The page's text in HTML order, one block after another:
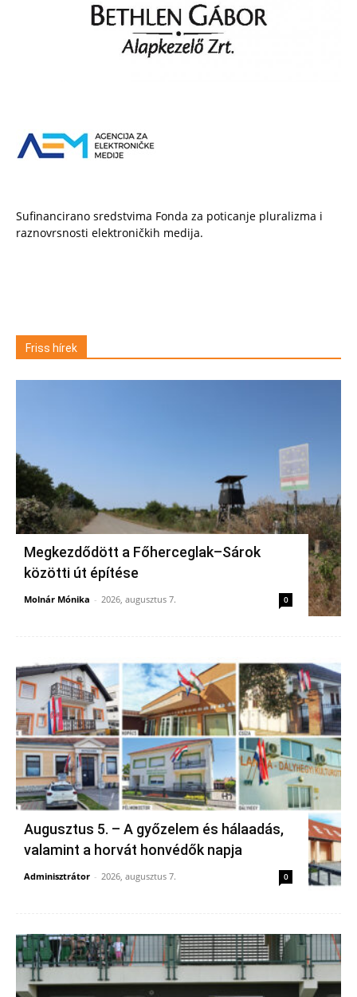
Sufinancirano sredstvima Fonda za poticanje pluralizma i
raznovrsnosti elektroničkih medija.
Friss hírek
Megkezdődött a Főherceglak–Sárok
közötti út építése
Molnár Mónika - 2026, augusztus 7. 0
Augusztus 5. – A győzelem és hálaadás,
valamint a horvát honvédők napja
Adminisztrátor - 2026, augusztus 7. 0